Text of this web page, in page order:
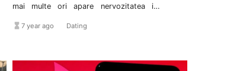
mai multe ori apare nervozitatea iar
conversației intră într-un vid de idei și
hourglass_full 7 year ago Dating